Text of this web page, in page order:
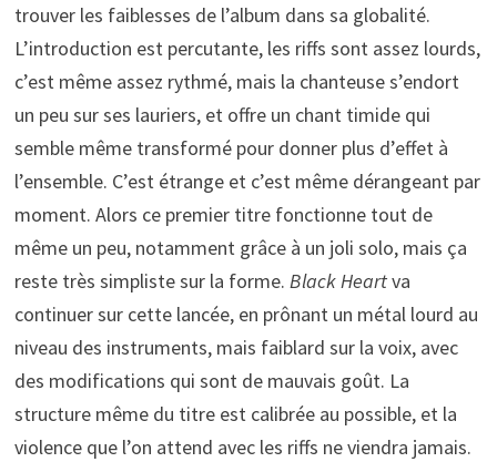
trouver les faiblesses de l’album dans sa globalité.
L’introduction est percutante, les riffs sont assez lourds,
c’est même assez rythmé, mais la chanteuse s’endort
un peu sur ses lauriers, et offre un chant timide qui
semble même transformé pour donner plus d’effet à
l’ensemble. C’est étrange et c’est même dérangeant par
moment. Alors ce premier titre fonctionne tout de
même un peu, notamment grâce à un joli solo, mais ça
reste très simpliste sur la forme. Black Heartva
continuer sur cette lancée, en prônant un métal lourd au
niveau des instruments, mais faiblard sur la voix, avec
des modifications qui sont de mauvais goût. La
structure même du titre est calibrée au possible, et la
violence que l’on attend avec les riffs ne viendra jamais.